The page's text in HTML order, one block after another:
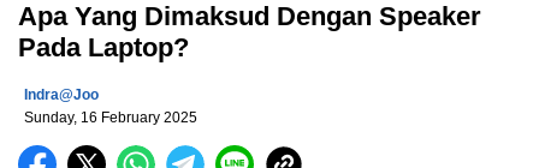
Apa Yang Dimaksud Dengan Speaker
Pada Laptop?
Indra@joo
Sunday, 16 February 2025